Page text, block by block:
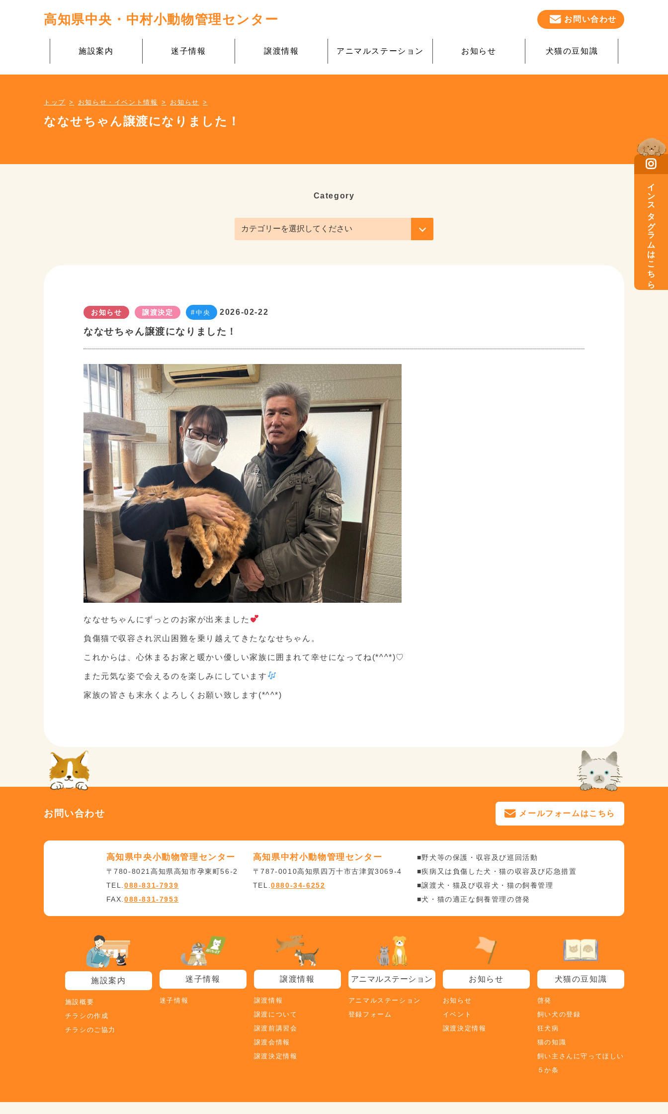
高知県中央・中村小動物管理センター お問い合わせ
施設案内 迷子情報 譲渡情報 アニマルステーション お知らせ 犬猫の豆知識
トップ お知らせ・イベント情報 お知らせ
ななせちゃん譲渡になりました！
Category
お知らせ 譲渡決定 中央 2026-02-22
ななせちゃん譲渡になりました！
ななせちゃんにずっとのお家が出来ました
負傷猫で収容され沢山困難を乗り越えてきたななせちゃん。
これからは、心休まるお家と暖かい優しい家族に囲まれて幸せになってね(*^^*)♡
また元気な姿で会えるのを楽しみにしています
家族の皆さも末永くよろしくお願い致します(*^^*)
インスタグラムはこちら
お問い合わせ メールフォームはこちら
高知県中央小動物管理センター
〒780-8021高知県高知市孕東町56-2
TEL.088-831-7939
FAX.088-831-7953
高知県中村小動物管理センター
〒787-0010高知県四万十市古津賀3069-4
TEL.0880-34-6252
■野犬等の保護・収容及び巡回活動
■疾病又は負傷した犬・猫の収容及び応急措置
■譲渡犬・猫及び収容犬・猫の飼養管理
■犬・猫の適正な飼養管理の啓発
施設案内
施設概要
チラシの作成
チラシのご協力
迷子情報
迷子情報
譲渡情報
譲渡情報
譲渡について
譲渡前講習会
譲渡会情報
譲渡決定情報
アニマルステーション
アニマルステーション
登録フォーム
お知らせ
お知らせ
イベント
譲渡決定情報
犬猫の豆知識
啓発
飼い犬の登録
狂犬病
猫の知識
飼い主さんに守ってほしい
５か条